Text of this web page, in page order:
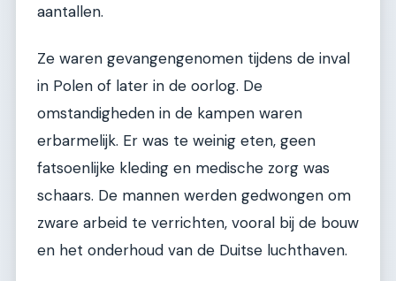
aantallen.
Ze waren gevangengenomen tijdens de inval
in Polen of later in de oorlog. De
omstandigheden in de kampen waren
erbarmelijk. Er was te weinig eten, geen
fatsoenlijke kleding en medische zorg was
schaars. De mannen werden gedwongen om
zware arbeid te verrichten, vooral bij de bouw
en het onderhoud van de Duitse luchthaven.